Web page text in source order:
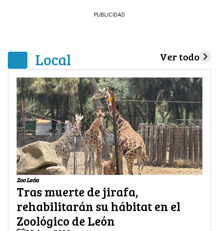
PUBLICIDAD
Local Ver todo
Zoo León
Tras muerte de jirafa,
rehabilitarán su hábitat en el
Zoológico de León